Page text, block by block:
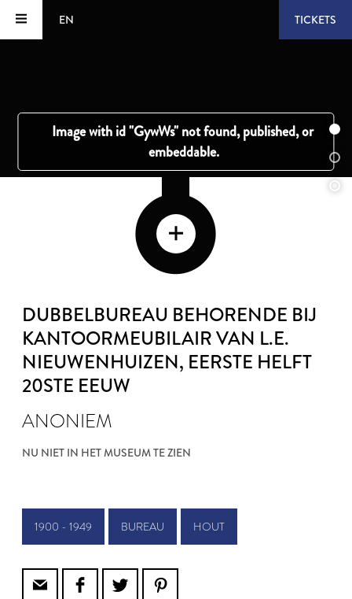
EN TICKETS
DUBBELBUREAU BEHORENDE BIJ
KANTOORMEUBILAIR VAN L.E.
NIEUWENHUIZEN, EERSTE HELFT
20STE EEUW
ANONIEM
NU NIET IN HET MUSEUM TE ZIEN
1900 - 1949 BUREAU HOUT